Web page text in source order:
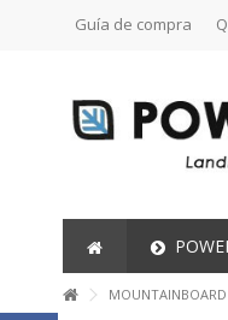
Guía de compra
MOUNTAINBOARD